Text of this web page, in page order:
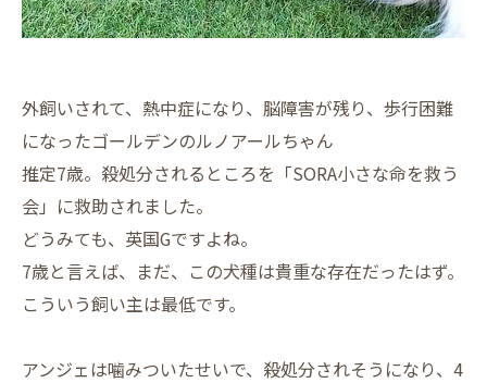
外飼いされて、熱中症になり、脳障害が残り、歩行困難
になったゴールデンのルノアールちゃん
推定7歳。殺処分されるところを「SORA小さな命を救う
会」に救助されました。
どうみても、英国Gですよね。
7歳と言えば、まだ、この犬種は貴重な存在だったはず。
こういう飼い主は最低です。
アンジェは噛みついたせいで、殺処分されそうになり、4